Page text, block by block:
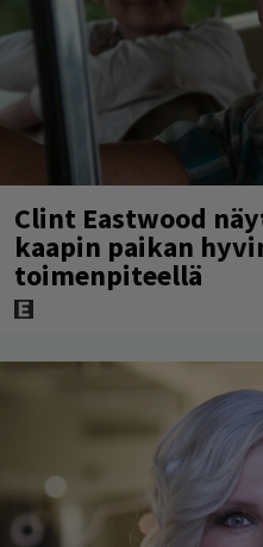
Clint Eastwood
kaapin paikan
toimenpiteellä